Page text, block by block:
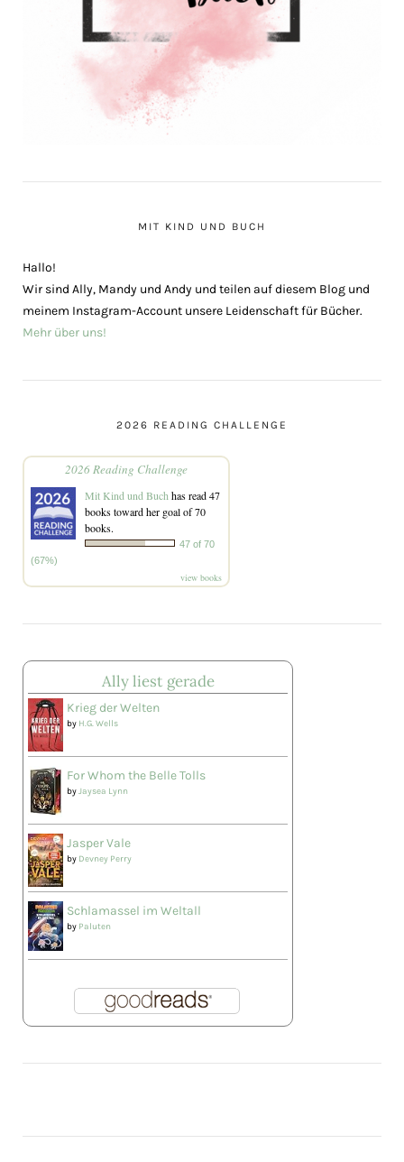
MIT KIND UND BUCH
Hallo!
Wir sind Ally, Mandy und Andy und teilen auf diesem Blog und
meinem Instagram-Account unsere Leidenschaft für Bücher.
Mehr über uns!
2026 READING CHALLENGE
2026 Reading Challenge
Mit Kind und Buch has read 47
books toward her goal of 70
books.
47 of 70
(67%)
view books
Ally liest gerade
Krieg der Welten
by H.G. Wells
For Whom the Belle Tolls
byJaysea Lynn
Jasper Vale
by Devney Perry
Schlamassel im Weltall
by Paluten